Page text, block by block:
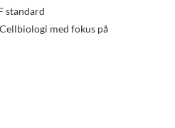
standard
med fokus på